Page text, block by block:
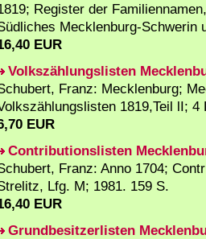
Register der
Mecklenburg-Schwerin
EUR
Volkszählungslisten
Franz: Mecklenburg;
1819,Teil lI;
EUR
Contributionslisten
Franz: Anno 1704;
Lfg. M; 1981. 159 S.
EUR
Grundbesitzerlisten